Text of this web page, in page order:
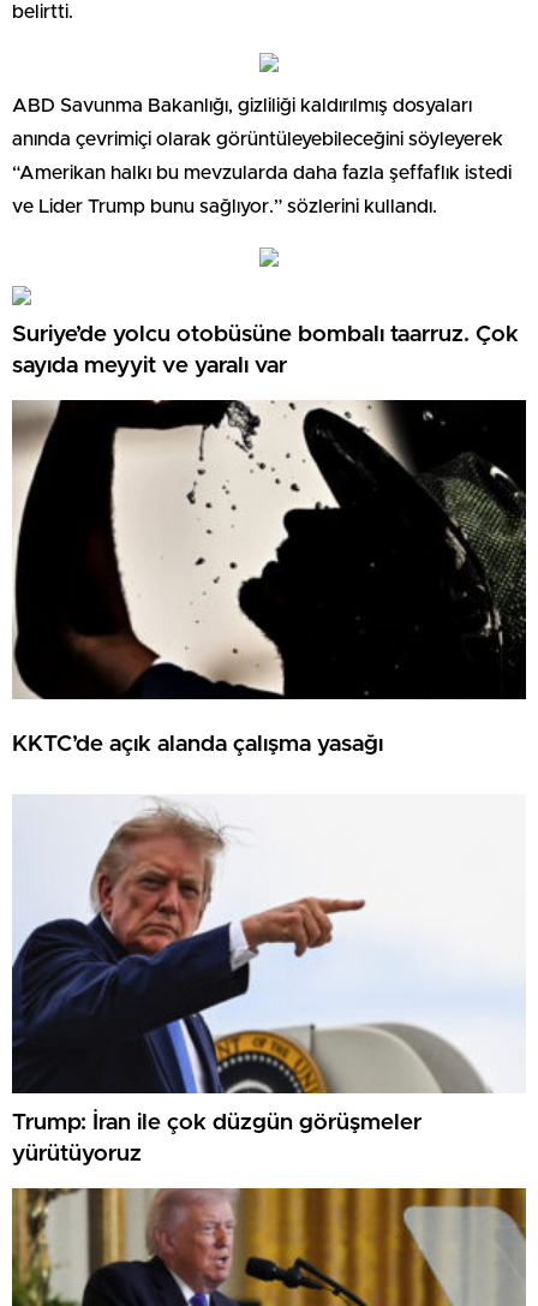
belirtti.
ABD Savunma Bakanlığı, gizliliği kaldırılmış dosyaları
anında çevrimiçi olarak görüntüleyebileceğini söyleyerek
“Amerikan halkı bu mevzularda daha fazla şeffaflık istedi
ve Lider Trump bunu sağlıyor.” sözlerini kullandı.
Suriye’de yolcu otobüsüne bombalı taarruz. Çok
sayıda meyyit ve yaralı var
KKTC’de açık alanda çalışma yasağı
Trump: İran ile çok düzgün görüşmeler
yürütüyoruz